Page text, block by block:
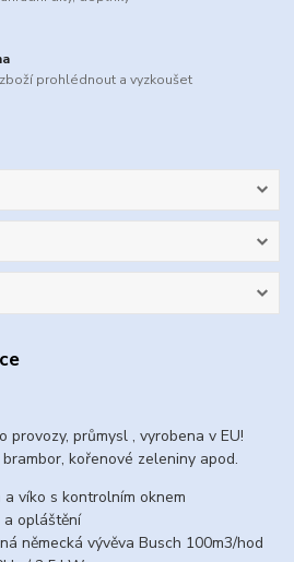
prohlédnout a vyzkoušet
provozy, průmysl , vyrobena v EU!
kořenové zeleniny apod.
víko s kontrolním oknem
a opláštění
německá vývěva Busch 100m3/hod